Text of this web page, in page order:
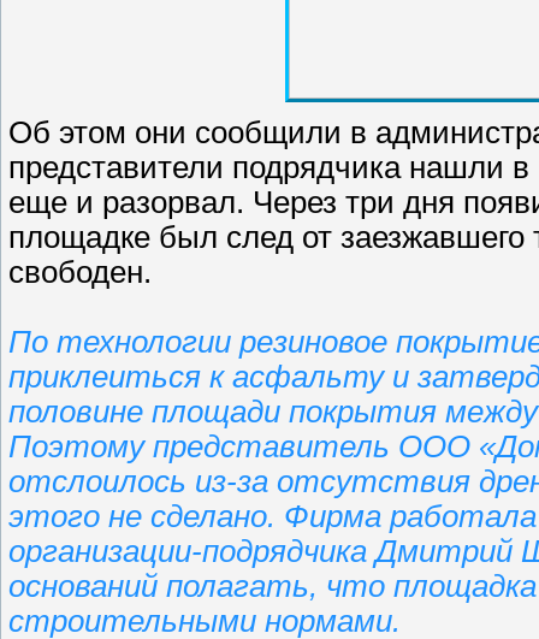
Об этом они сообщили в
представители подрядчика нашли
еще и разорвал. Через три дня
площадке был след от заезжавшего
свободен.
По технологии резиновое
приклеиться к асфальту и
половине площади покрытия
Поэтому представитель ООО
отслоилось из-за отсутствия
этого не сделано. Фирма
организации-подрядчика
оснований полагать, что
строительными нормами.